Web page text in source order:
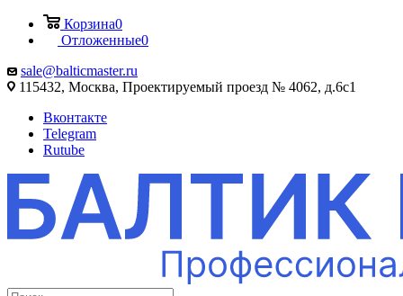
Корзина0
Отложенные0
sale@balticmaster.ru
115432, Москва, Проектируемый проезд № 4062, д.6с1
Вконтакте
Telegram
Rutube